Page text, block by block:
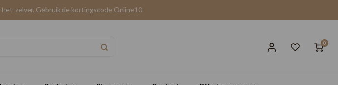
zelver. Gebruik de kortingscode Online10
0